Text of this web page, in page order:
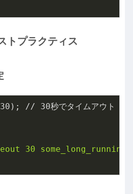
トプラクティス
// 30秒でタイムアウト
30